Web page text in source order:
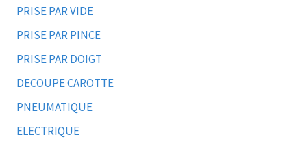
PRISE PAR VIDE
PRISE PAR PINCE
PRISE PAR DOIGT
DECOUPE CAROTTE
PNEUMATIQUE
ELECTRIQUE